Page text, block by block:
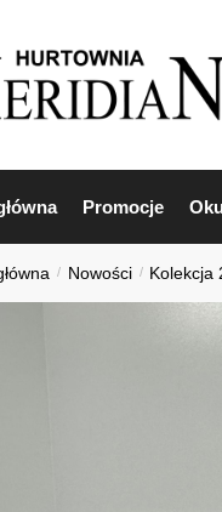
Promocje
/ Nowości / Kolekcja